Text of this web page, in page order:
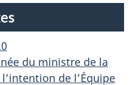
du ministre de la
de l’Équipe